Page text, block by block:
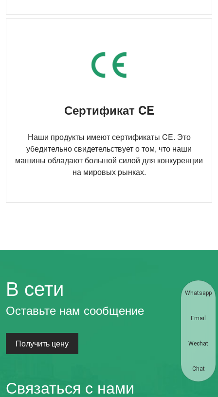
Сертификат CE
Наши продукты имеют сертификаты CE. Это
убедительно свидетельствует о том, что наши
машины обладают большой силой для конкуренции
на мировых рынках.
В сети
Оставьте нам сообщение
Получить цену
Связаться с нами
Whatsapp
Email
Wechat
Chat